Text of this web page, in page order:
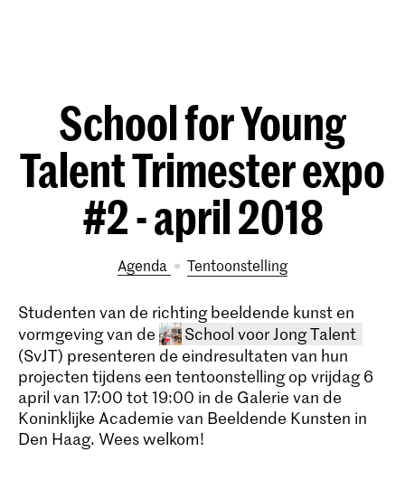
School for Young
Talent Trimester expo
#2 - april 2018
Agenda tentoonstelling
Studenten van de richting beeldende kunst en
vormgeving van de
School voor Jong Talent
(SvJT) presenteren de eindresultaten van hun
projecten tijdens een tentoonstelling op vrijdag 6
april van 17:00 tot 19:00 in de Galerie van de
Koninklijke Academie van Beeldende Kunsten in
Den Haag. Wees welkom!